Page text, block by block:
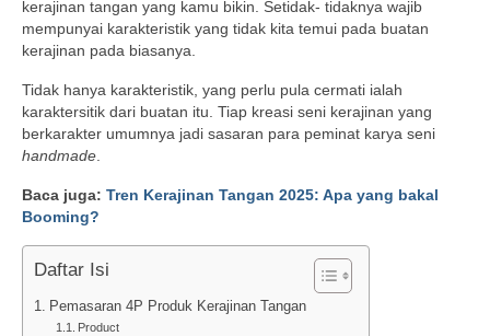
kerajinan tangan yang kamu bikin. Setidak- tidaknya wajib
mempunyai karakteristik yang tidak kita temui pada buatan
kerajinan pada biasanya.
Tidak hanya karakteristik, yang perlu pula cermati ialah
karaktersitik dari buatan itu. Tiap kreasi seni kerajinan yang
berkarakter umumnya jadi sasaran para peminat karya seni
handmade
Baca juga: Tren Kerajinan Tangan 2025: Apa yang bakal
Booming?
Daftar Isi
Pemasaran 4P Produk Kerajinan Tangan
Product